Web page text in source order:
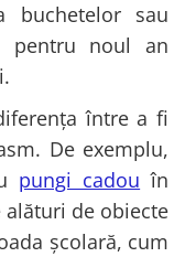
buchetelor sau
pentru noul an
între a fi
De exemplu,
pungi cadou în
de obiecte
școlară, cum